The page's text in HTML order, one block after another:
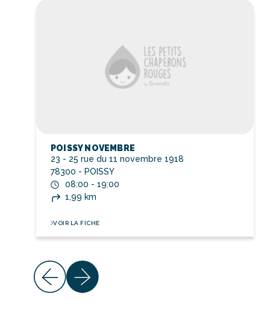
POISSY NOVEMBRE
23 - 25 rue du 11 novembre 1918
78300 - POISSY
08:00 - 19:00
1,99 km
VOIR LA FICHE